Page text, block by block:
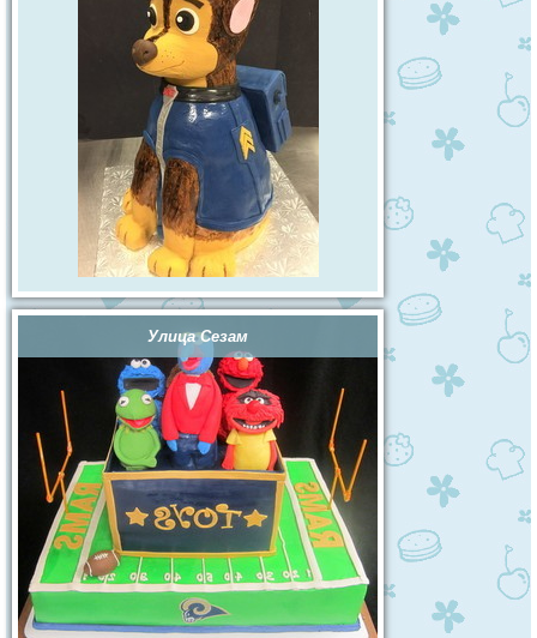
Улица Сезам